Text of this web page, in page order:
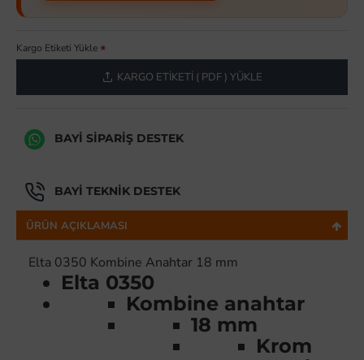
Kargo Etiketi Yükle
KARGO ETIKETI ( PDF ) YÜKLE
BAYI SIPARIŞ DESTEK
BAYI TEKNIK DESTEK
ÜRÜN AÇIKLAMASI
Elta 0350 Kombine Anahtar 18 mm
Elta 0350
Kombine anahtar
18 mm
Krom